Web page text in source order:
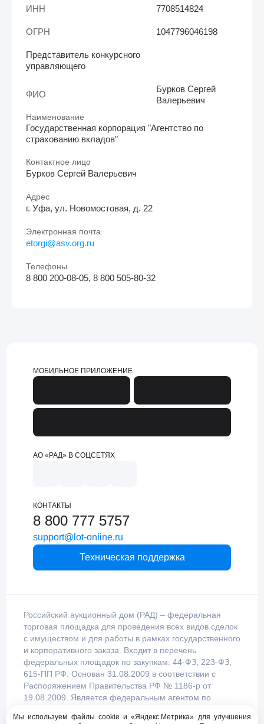
ИНН 7708514824
ОГРН 1047796046198
Представитель конкурсного
управляющего
ФИО
Бурков Сергей
Валерьевич
Наименование
Государственная корпорация "Агентство по
страхованию вкладов"
Контактное лицо
Бурков Сергей Валерьевич
Адрес
г. Уфа, ул. Новомостовая, д. 22
Электронная почта
etorgi@asv.org.ru
Телефоны
8 800 200-08-05, 8 800 505-80-32
МОБИЛЬНОЕ ПРИЛОЖЕНИЕ
АО «РАД» В СОЦСЕТЯХ
КОНТАКТЫ
8 800 777 5757
support@lot-online.ru
Техническая поддержка
Российский аукционный дом (РАД) – федеральная
торговая площадка для проведения всех видов сделок
с имуществом и для работы в рамках государственного
и корпоративного заказа. Входит в перечень
федеральных площадок по закупкам: 44-ФЗ, 223-ФЗ,
615-ПП РФ. Основан 31.08.2009 в соответствии с
Распоряжением Правительства РФ № 1186-р от
19.08.2009. Является федеральным агентом по
Правительством Российской Федерации.
Мы используем файлы cookie и «Яндекс.Метрика» для улучшения